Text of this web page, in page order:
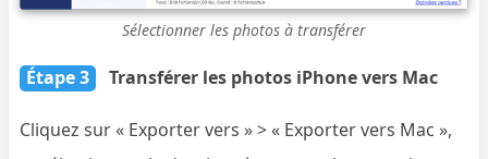
Sélectionner les photos à transférer
Étape 3 Transférer les photos iPhone vers Mac
Cliquez sur « Exporter vers » > « Exporter vers Mac »,